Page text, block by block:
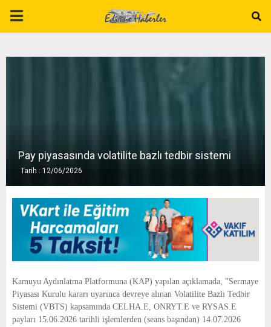
P
E
N
Pay piyasasında volatilite bazlı tedbir sistemi
Tarih : 12/06/2026
Kamuyu Aydınlatma Platformuna (KAP) yapılan açıklamada, ''Sermaye
Piyasası Kurulu kararı uyarınca devreye alınan Volatilite Bazlı Tedbir
Sistemi (VBTS) kapsamında CELHA.E, ONRYT.E ve RYSAS.E
payları 15.06.2026 tarihli işlemlerden (seans başından) 14.07.2026